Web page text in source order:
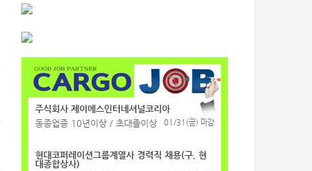
주식회사 제이에스인터네셔널코리아
동종업종 10년이상 / 초대졸이상
01/31(금) 마감
현대코퍼레이션그룹계열사 경력직 채용(구, 현
대종합상사)